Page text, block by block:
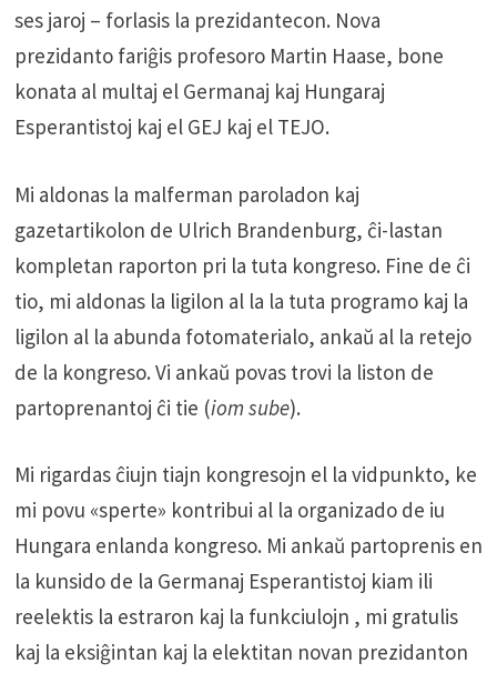
ses jaroj – forlasis la prezidantecon. Nova
prezidanto fariĝis profesoro Martin Haase, bone
konata al multaj el Germanaj kaj Hungaraj
Esperantistoj kaj el GEJ kaj el TEJO.
Mi aldonas la malferman paroladon kaj
gazetartikolon de Ulrich Brandenburg, ĉi-lastan
kompletan raporton pri la tuta kongreso. Fine de ĉi
tio, mi aldonas la ligilon al la la tuta programo kaj la
ligilon al la abunda fotomaterialo, ankaŭ al la retejo
de la kongreso. Vi ankaŭ povas trovi la liston de
partoprenantoj ĉi tie (iom sube).
Mi rigardas ĉiujn tiajn kongresojn el la vidpunkto, ke
mi povu «sperte» kontribui al la organizado de iu
Hungara enlanda kongreso. Mi ankaŭ partoprenis en
la kunsido de la Germanaj Esperantistoj kiam ili
reelektis la estraron kaj la funkciulojn , mi gratulis
kaj la eksiĝintan kaj la elektitan novan prezidanton